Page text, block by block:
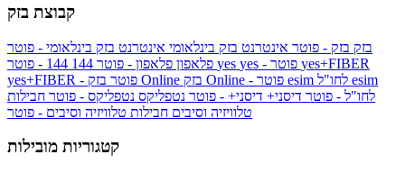
קבוצת בזק
בזק בזק - פוטר אינטרנט בזק בינלאומי אינטרנט בזק בינלאומי - פוטר
פלאפון פלאפון - פוטר 144 yes
yes+FIBER
yes+FIBER - פוטר בזק Online
esim
לחו"ל - פוטר דיסני+ דיסני+ - פוטר נטפליקס נטפליקס - פוטר חבילות
טלוויזיה וסיבים חבילות טלוויזיה וסיבים - פוטר
קטגוריות מובילות